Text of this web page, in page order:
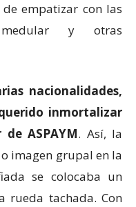
empatizar con las
y otras
nacionalidades,
inmortalizar
ASPAYM. Así, la
imagen grupal en la
se colocaba un
rueda tachada. Con